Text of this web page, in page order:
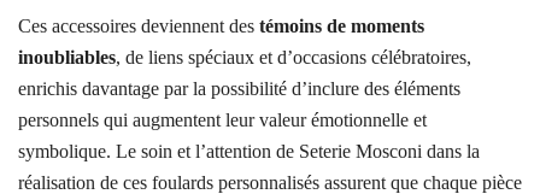
Ces accessoires deviennent des témoins de moments
inoubliables, de liens spéciaux et d’occasions célébratoires,
enrichis davantage par la possibilité d’inclure des éléments
personnels qui augmentent leur valeur émotionnelle et
symbolique. Le soin et l’attention de Seterie Mosconi dans la
réalisation de ces foulards personnalisés assurent que chaque pièce